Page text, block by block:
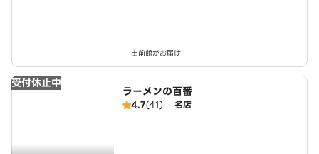
出前館がお届け
受付休止中
ラーメンの百番
4.7(41) 名店